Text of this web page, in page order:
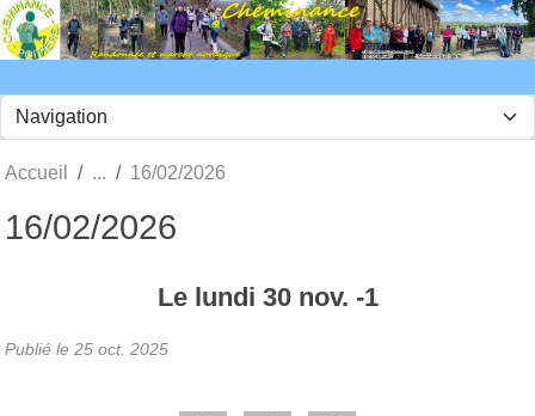
Accueil 16/02/2026
16/02/2026
Le lundi 30 nov. -1
Publié le 25 oct. 2025
Panneau de gestion des cookies